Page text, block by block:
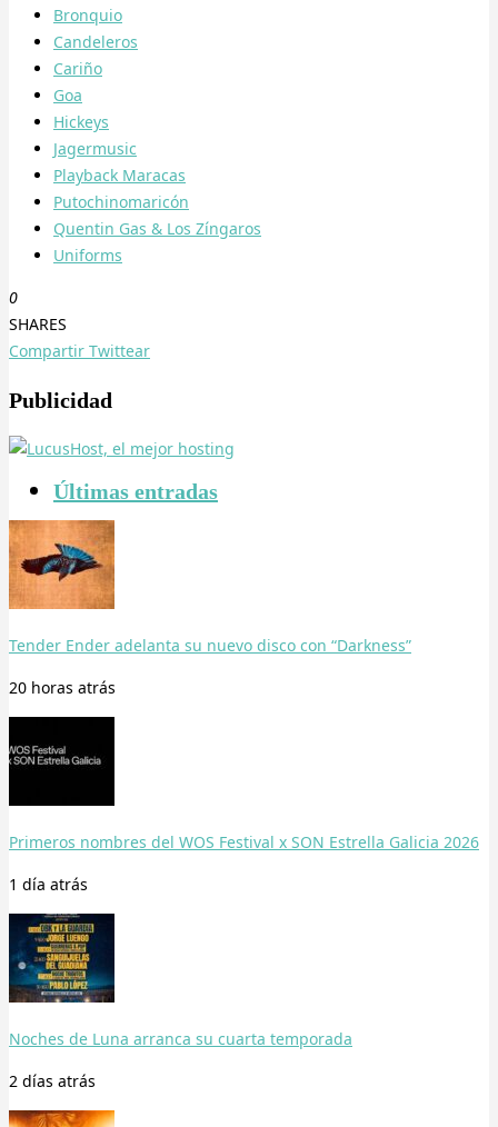
Bronquio
Candeleros
Cariño
Goa
Hickeys
Jagermusic
Playback Maracas
Putochinomaricón
Quentin Gas & Los Zíngaros
Uniforms
0
SHARES
Compartir Twittear
Publicidad
Últimas entradas
Tender Ender adelanta su nuevo disco con “Darkness”
20 horas atrás
Primeros nombres del WOS Festival x SON Estrella Galicia 2026
1 día atrás
Noches de Luna arranca su cuarta temporada
2 días atrás